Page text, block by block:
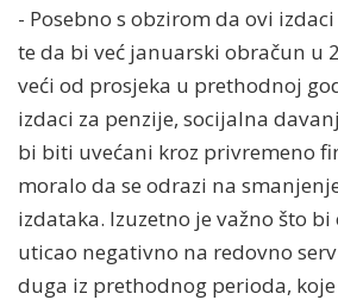
- Posebno s obzirom da ovi
te da bi već januarski obračun u
veći od prosjeka u prethodnoj
izdaci za penzije, socijalna
bi biti uvećani kroz privremeno
moralo da se odrazi na
izdataka. Izuzetno je važno što bi
uticao negativno na redovno
duga iz prethodnog perioda,